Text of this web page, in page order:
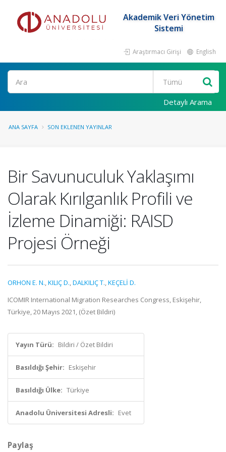
Akademik Veri Yönetim
Sistemi
Araştırmacı Girişi English
Ara
Detaylı Arama
ANA SAYFA SON EKLENEN YAYINLAR
Bir Savunuculuk Yaklaşımı
Olarak Kırılganlık Profili ve
İzleme Dinamiği: RAISD
Projesi Örneği
ORHON E. N.,KILIÇ D.,DALKILIÇ T.,KEÇELİ D.
ICOMIR International Migration Researches Congress, Eskişehir,
Türkiye, 20 Mayıs 2021, (Özet Bildiri)
Yayın Türü: Bildiri / Özet Bildiri
Basıldığı Şehir: Eskişehir
Basıldığı Ülke: Türkiye
Anadolu Üniversitesi Adresli: Evet
Paylaş